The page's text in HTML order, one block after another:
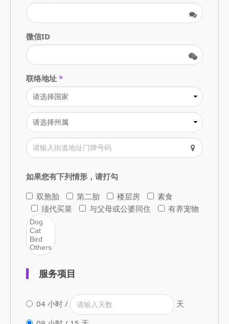
微信ID
联络地址 *
如果您有下列情形，请打勾
双胞胎
第二胎 楼层房
素食
须代买菜
与父母或公婆同住 有养宠物
服务项目
04 小时 /
天